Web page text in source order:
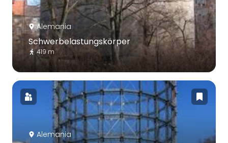
Alemania
Schwerbelastungskörper
419 m
Alemania